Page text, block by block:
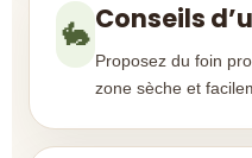
🐇Conseils
Proposez du foin
zone sèche et